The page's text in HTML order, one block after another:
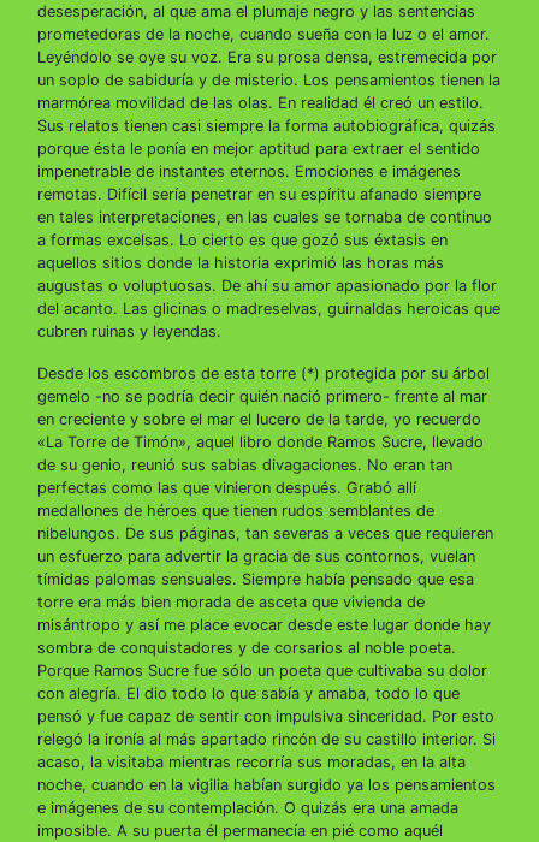
desesperación, al que ama el plumaje negro y las sentencias
prometedoras de la noche, cuando sueña con la luz o el amor.
Leyéndolo se oye su voz. Era su prosa densa, estremecida por
un soplo de sabiduría y de misterio. Los pensamientos tienen la
marmórea movilidad de las olas. En realidad él creó un estilo.
Sus relatos tienen casi siempre la forma autobiográfica, quizás
porque ésta le ponía en mejor aptitud para extraer el sentido
impenetrable de instantes eternos. Emociones e imágenes
remotas. Difícil sería penetrar en su espíritu afanado siempre
en tales interpretaciones, en las cuales se tornaba de continuo
a formas excelsas. Lo cierto es que gozó sus éxtasis en
aquellos sitios donde la historia exprimió las horas más
augustas o voluptuosas. De ahí su amor apasionado por la flor
del acanto. Las glicinas o madreselvas, guirnaldas heroicas que
cubren ruinas y leyendas.
Desde los escombros de esta torre (*) protegida por su árbol
gemelo -no se podría decir quién nació primero- frente al mar
en creciente y sobre el mar el lucero de la tarde, yo recuerdo
«La Torre de Timón», aquel libro donde Ramos Sucre, llevado
de su genio, reunió sus sabias divagaciones. No eran tan
perfectas como las que vinieron después. Grabó allí
medallones de héroes que tienen rudos semblantes de
nibelungos. De sus páginas, tan severas a veces que requieren
un esfuerzo para advertir la gracia de sus contornos, vuelan
tímidas palomas sensuales. Siempre había pensado que esa
torre era más bien morada de asceta que vivienda de
misántropo y así me place evocar desde este lugar donde hay
sombra de conquistadores y de corsarios al noble poeta.
Porque Ramos Sucre fue sólo un poeta que cultivaba su dolor
con alegría. El dio todo lo que sabía y amaba, todo lo que
pensó y fue capaz de sentir con impulsiva sinceridad. Por esto
relegó la ironía al más apartado rincón de su castillo interior. Si
acaso, la visitaba mientras recorría sus moradas, en la alta
noche, cuando en la vigilia habían surgido ya los pensamientos
e imágenes de su contemplación. O quizás era una amada
imposible. A su puerta él permanecía en pié como aquél